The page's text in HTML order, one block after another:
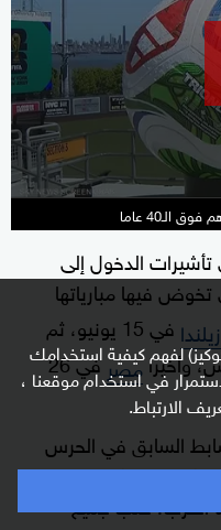
لفهم كيفية استخدامك
في استخدام موقعنا ،
الارتباط.
2
minutes,
3
seconds
الدخول إلى
تخوض فيها مبارياتها
في 15 يونيو، ثم
مصر
في 26
السابق في الحرس
كل شيء بالنسبة
الحرب، قلب جميع